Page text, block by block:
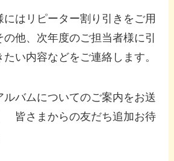
はリピーター割り引きをご用
他、次年度のご担当者様に引
い内容などをご連絡します。
ルバムについてのご案内をお送
皆さまからの友だち追加お待